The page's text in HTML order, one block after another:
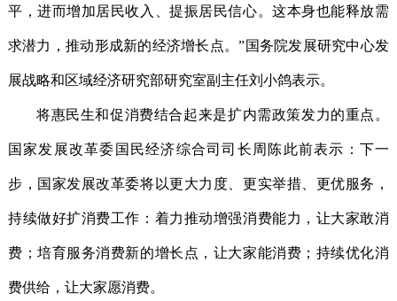
平，进而增加居民收入、提振居民信心。这本身也能释放需
求潜力，推动形成新的经济增长点。”国务院发展研究中心发
展战略和区域经济研究部研究室副主任刘小鸽表示。
将惠民生和促消费结合起来是扩内需政策发力的重点。
国家发展改革委国民经济综合司司长周陈此前表示：下一
步，国家发展改革委将以更大力度、更实举措、更优服务，
持续做好扩消费工作：着力推动增强消费能力，让大家敢消
费；培育服务消费新的增长点，让大家能消费；持续优化消
费供给，让大家愿消费。